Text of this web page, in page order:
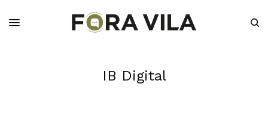
IB Digital